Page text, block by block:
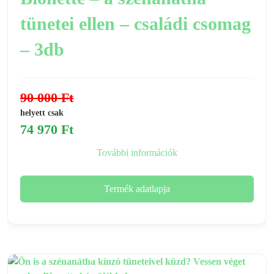
tünetei ellen – családi csomag
– 3db
90 000Ft
helyett csak
74 970 Ft
További információk
Termék adatlapja